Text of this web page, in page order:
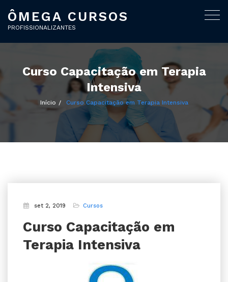
ÔMEGA CURSOS
PROFISSIONALIZANTES
Curso Capacitação em Terapia
Intensiva
Início Curso Capacitação em Terapia Intensiva
set 2, 2019 Cursos
Curso Capacitação em
Terapia Intensiva